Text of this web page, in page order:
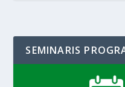
SEMINARIS